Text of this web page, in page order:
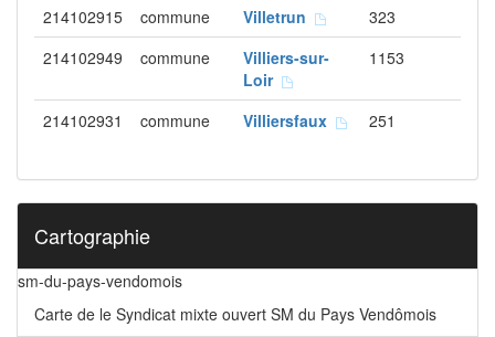
214102915
commune Villetrun
323
214102949
commune
Villiers-sur-
Loir
1153
214102931 commune Villiersfaux 251
Cartographie
sm-du-pays-vendomois
Carte de le Syndicat mixte ouvert SM du Pays Vendômois